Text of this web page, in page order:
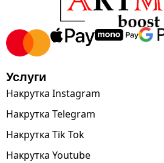
Услуги
Накрутка Instagram
Накрутка Telegram
Накрутка Tik Tok
Накрутка Youtube